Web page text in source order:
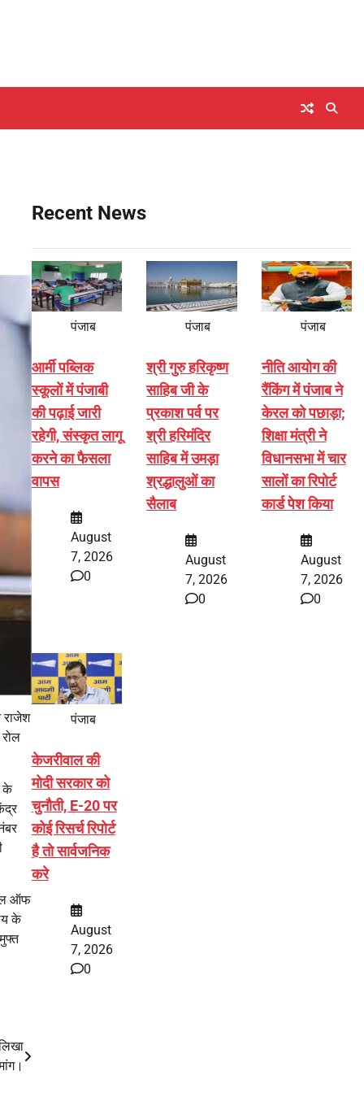
राजेश
के
ऑफ
के
Recent News
पंजाब
आर्मी पब्लिक
स्कूलों में पंजाबी
की पढ़ाई जारी
रहेगी, संस्कृत लागू
करने का फैसला
वापस
August
7, 2026
0
पंजाब
श्री गुरु हरिकृष्ण
साहिब जी के
प्रकाश पर्व पर
श्री हरिमंदिर
साहिब में उमड़ा
श्रद्धालुओं का
सैलाब
August
7, 2026
0
पंजाब
नीति आयोग की
रैंकिंग में पंजाब ने
केरल को पछाड़ा;
शिक्षा मंत्री ने
विधानसभा में चार
सालों का रिपोर्ट
कार्ड पेश किया
August
7, 2026
0
पंजाब
केजरीवाल की
मोदी सरकार को
चुनौती, E-20 पर
कोई रिसर्च रिपोर्ट
है तो सार्वजनिक
करे
August
7, 2026
0